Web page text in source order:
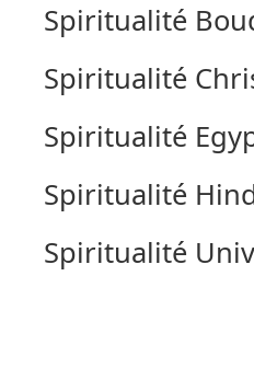
Spiritualité
Spiritualité
Spiritualité
Spiritualité
Spiritualité